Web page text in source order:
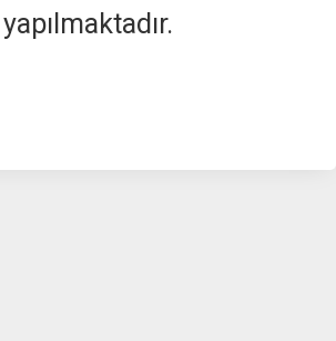
yapılmaktadır.